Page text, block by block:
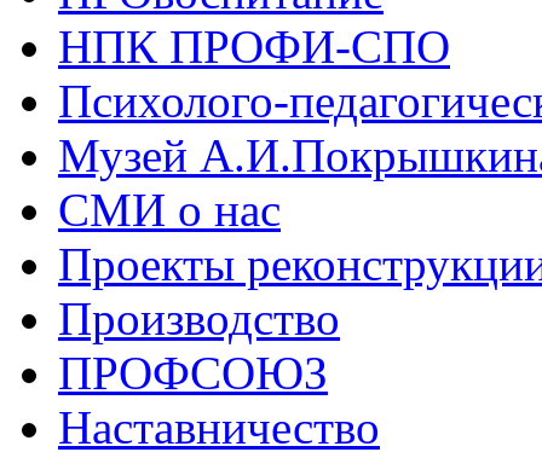
НПК ПРОФИ-СПО
Психолого-
Музей
СМИ о нас
Проекты
Производство
ПРОФСОЮЗ
Наставничество